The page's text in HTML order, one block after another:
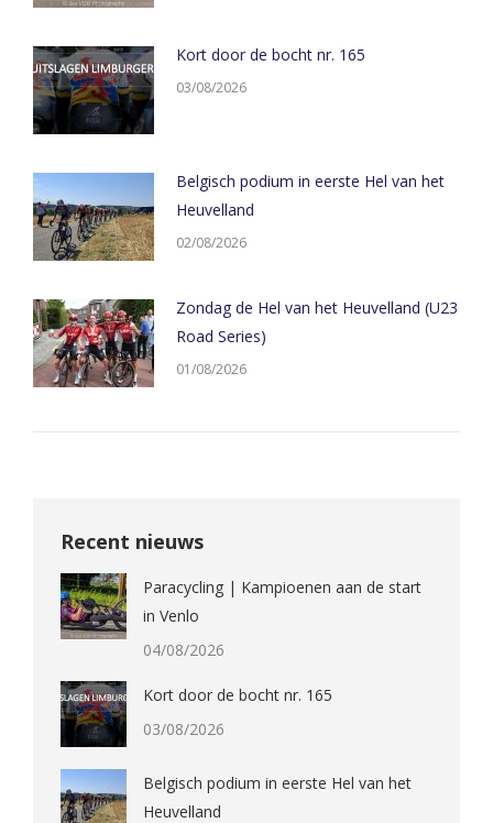
Kort door de bocht nr. 165
03/08/2026
Belgisch podium in eerste Hel van het
Heuvelland
02/08/2026
Zondag de Hel van het Heuvelland (U23
Road Series)
01/08/2026
Recent nieuws
Paracycling | Kampioenen aan de start
in Venlo
04/08/2026
Kort door de bocht nr. 165
03/08/2026
Belgisch podium in eerste Hel van het
Heuvelland